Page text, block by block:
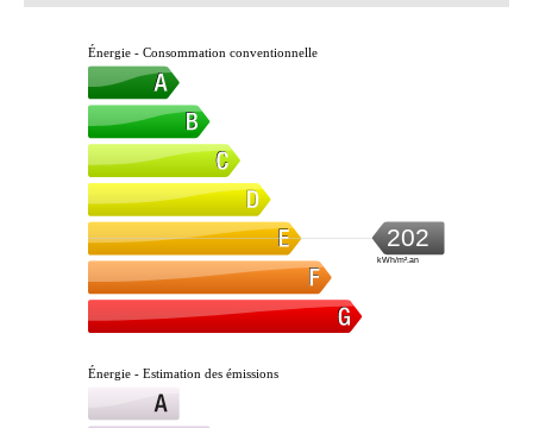
Énergie - Consommation conventionnelle
202
kWh/m².an
Énergie - Estimation des émissions